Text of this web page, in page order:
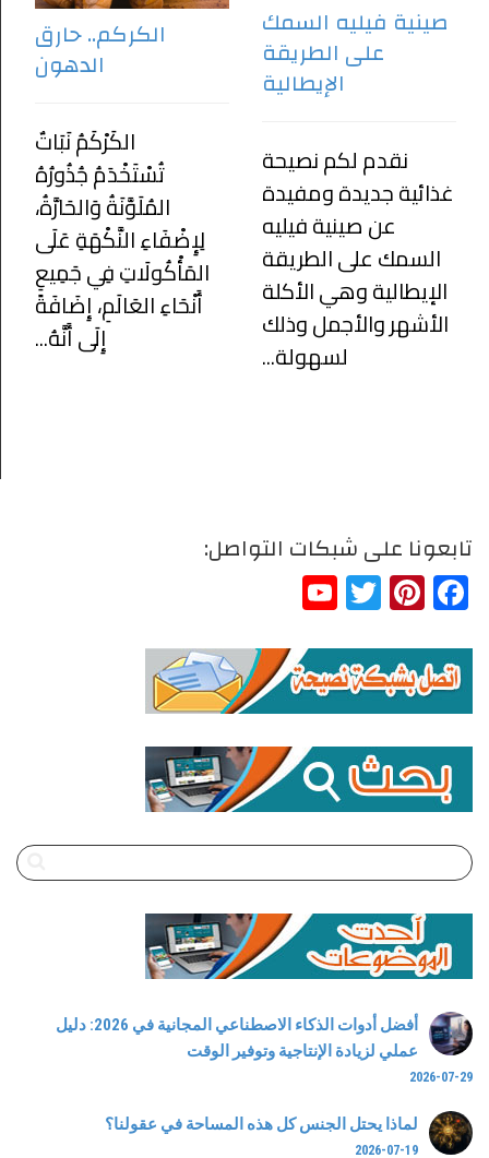
الكركم.. حارق
الدهون
الكَرْكَمُ نَبَاتٌ
تُسْتَخْدَمُ جُذُورُهُ
المُلَوَّنَةُ وَالحَارَّةُ،
لِإِضْفَاءِ النَّكْهَةِ عَلَى
المَأْكُولَاتِ فِي جَمِيعِ
أَنْحَاءِ العَالَمِ، إِضَافَةً
إِلَى أَنَّهُ...
صينية فيليه السمك
على الطريقة
الإيطالية
نقدم لكم نصيحة
غذائية جديدة ومفيدة
عن صينية فيليه
السمك على الطريقة
الإيطالية وهي الأكلة
الأشهر والأجمل وذلك
لسهولة...
تابعونا على شبكات التواصل:
Facebook
Pinterest
Twitter
أفضل أدوات الذكاء الاصطناعي المجانية في 2026: دليل
عملي لزيادة الإنتاجية وتوفير الوقت
2026-07-29
لماذا يحتل الجنس كل هذه المساحة في عقولنا؟
2026-07-19